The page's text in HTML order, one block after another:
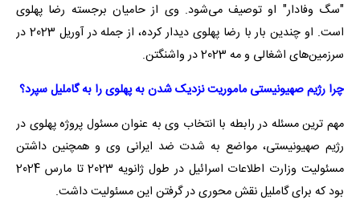
"سگ وفادار" او توصیف می‌شود. وی از حامیان برجسته رضا پهلوی
است. او چندین بار با رضا پهلوی دیدار کرده، از جمله در آوریل 2023 در
سرزمین‌های اشغالی و مه 2023 در واشنگتن.
چرا رژیم صهیونیستی ماموریت نزدیک شدن به پهلوی را به گاملیل سپرد؟
مهم ترین مسئله در رابطه با انتخاب وی به عنوان مسئول پروژه پهلوی در
رژیم صهیونیستی، مواضع به شدت ضد ایرانی وی و همچنین داشتن
مسئولیت وزارت اطلاعات اسرائیل در طول ژانویه 2023 تا مارس 2024
بود که برای گاملیل نقش محوری در گرفتن این مسئولیت داشت.